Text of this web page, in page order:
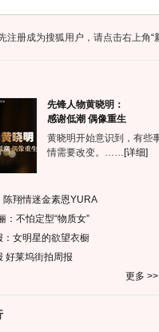
注册成为搜狐用户，请点击右上角“
先锋人物黄晓明：
感谢低潮 偶像重生
黄晓明开始意识到，有些
情需要改变。…… [详细]
陈翔情迷金素恩YURA
：不怕定型“物质女”
：女明星的欲望衣橱
好莱坞街拍周报
更多 >>